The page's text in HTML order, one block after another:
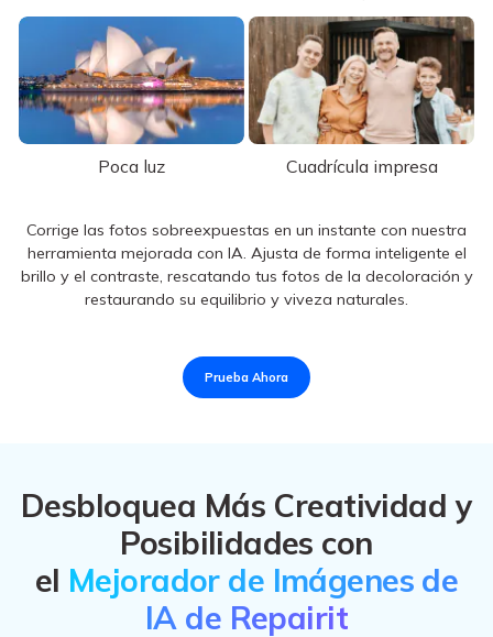
Poca luz Cuadrícula impresa
en las fotos subexpuestas, sacando a la luz detalles ocultos y
mejorando el equilibrio de color para obtener resultados
asombrosos incluso en condiciones de luz difíciles.
Prueba Ahora
Posibilidades con
Mejorador de Imágenes de
IA de Repairit